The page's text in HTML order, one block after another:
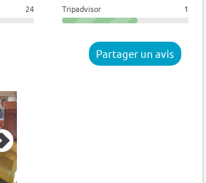
24 Tripadvisor 1
Partager un avis